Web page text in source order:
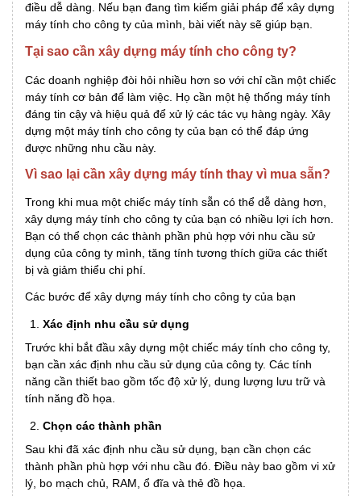
điều dễ dàng. Nếu bạn đang tìm kiếm giải pháp để xây dựng
máy tính cho công ty của mình, bài viết này sẽ giúp bạn.
Tại sao cần xây dựng máy tính cho công ty?
Các doanh nghiệp đòi hỏi nhiều hơn so với chỉ cần một chiếc
máy tính cơ bản để làm việc. Họ cần một hệ thống máy tính
đáng tin cậy và hiệu quả để xử lý các tác vụ hàng ngày. Xây
dựng một máy tính cho công ty của bạn có thể đáp ứng
được những nhu cầu này.
Vì sao lại cần xây dựng máy tính thay vì mua sẵn?
Trong khi mua một chiếc máy tính sẵn có thể dễ dàng hơn,
xây dựng máy tính cho công ty của bạn có nhiều lợi ích hơn.
Bạn có thể chọn các thành phần phù hợp với nhu cầu sử
dụng của công ty mình, tăng tính tương thích giữa các thiết
bị và giảm thiểu chi phí.
Các bước để xây dựng máy tính cho công ty của bạn
Xác định nhu cầu sử dụng
Trước khi bắt đầu xây dựng một chiếc máy tính cho công ty,
bạn cần xác định nhu cầu sử dụng của công ty. Các tính
năng cần thiết bao gồm tốc độ xử lý, dung lượng lưu trữ và
tính năng đồ họa.
Chọn các thành phần
Sau khi đã xác định nhu cầu sử dụng, bạn cần chọn các
thành phần phù hợp với nhu cầu đó. Điều này bao gồm vi xử
lý, bo mạch chủ, RAM, ổ đĩa và thẻ đồ họa.